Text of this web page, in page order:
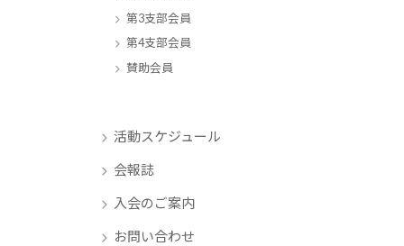
第3支部会員
第4支部会員
賛助会員
活動スケジュール
会報誌
入会のご案内
お問い合わせ